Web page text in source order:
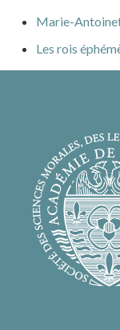
Marie-
Les rois